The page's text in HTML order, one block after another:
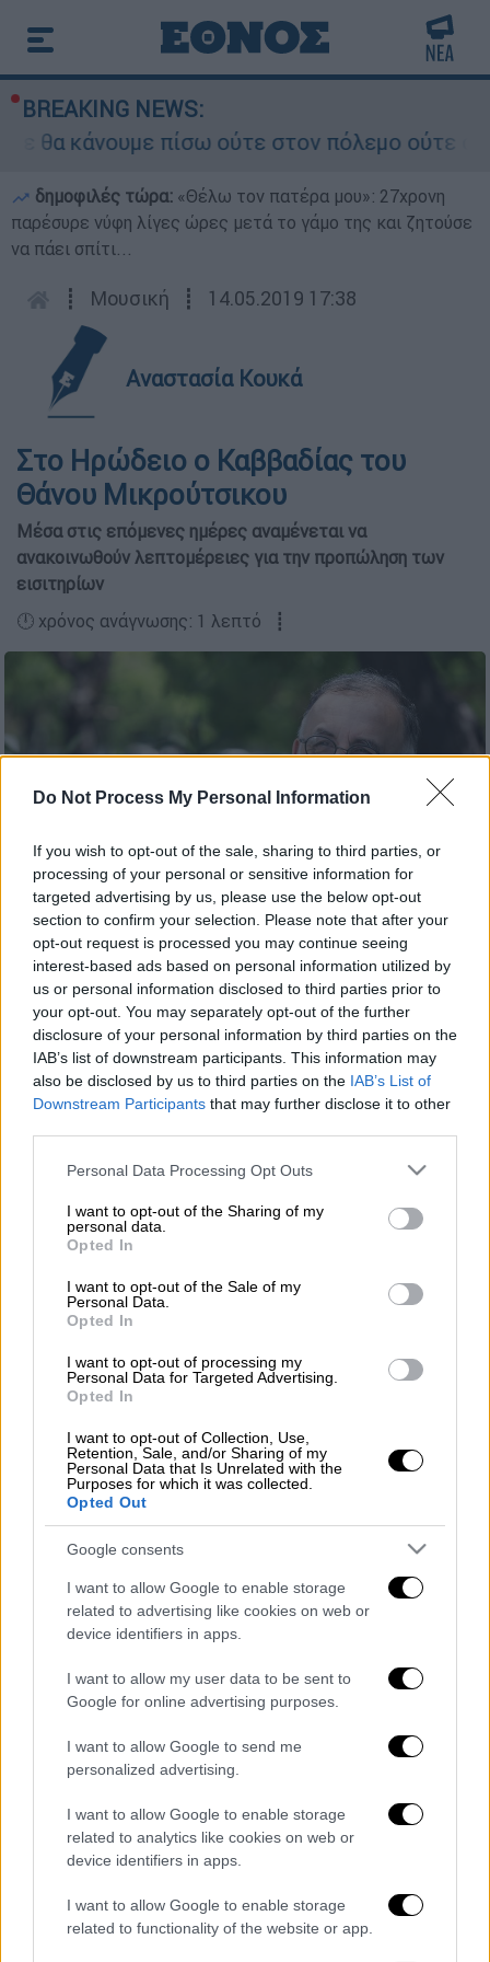
Do Not Process My Personal Information
If you wish to opt-out of the sale, sharing to third parties, or
processing of your personal or sensitive information for
targeted advertising by us, please use the below opt-out
section to confirm your selection. Please note that after your
opt-out request is processed you may continue seeing
interest-based ads based on personal information utilized by
us or personal information disclosed to third parties prior to
your opt-out. You may separately opt-out of the further
disclosure of your personal information by third parties on the
IAB’s list of downstream participants. This information may
also be disclosed by us to third parties on the IAB’s List of
Downstream Participants that may further disclose it to other
Please note that this website/app uses one or more Google
not limited to your visit or usage behaviour. You may click to
grant or deny consent to Google and its third-party tags to
use your data for below specified purposes in below Google
consent section.
Personal Data Processing Opt Outs
I want to opt-out of the Sharing of my
personal data.
Opted In
I want to opt-out of the Sale of my
Personal Data.
Opted In
I want to opt-out of processing my
Personal Data for Targeted Advertising.
Opted In
I want to opt-out of Collection, Use,
Retention, Sale, and/or Sharing of my
Personal Data that Is Unrelated with the
Purposes for which it was collected.
Opted Out
Google consents
I want to allow Google to enable storage
related to advertising like cookies on web or
device identifiers in apps.
I want to allow my user data to be sent to
Google for online advertising purposes.
I want to allow Google to send me
personalized advertising.
I want to allow Google to enable storage
related to analytics like cookies on web or
device identifiers in apps.
I want to allow Google to enable storage
related to functionality of the website or app.
BREAKING NEWS:
θα κάνουμε πίσω ούτε στον πόλεμο ούτε στις
δημοφιλές τώρα: «Θέλω τον πατέρα μου»: 27χρονη
παρέσυρε νύφη λίγες ώρες μετά το γάμο της και ζητούσε
να πάει σπίτι...
┋ Μουσική ┋ 14.05.2019 17:38
Αναστασία Κουκά
Στο Ηρώδειο ο Καββαδίας του
Θάνου Μικρούτσικου
Μέσα στις επόμενες ημέρες αναμένεται να
ανακοινωθούν λεπτομέρειες για την προπώληση των
εισιτηρίων
🕛 χρόνος ανάγνωσης: 1 λεπτό ┋
Θάνος Μικρούτσικος (Φωτογραφία: Γιάννης Μαρκετουτσάκης)
Προσθέστε το ΕΘΝΟΣ στη Google
Οι δύο συναυλίες αποδείχτηκαν πολύ λίγες
για τονΘάνο Μικρούτσικοκαι την μουσική
προσέγγισή του στην ποίηση τουΝίκου
Καββαδία.
Γι’ αυτό και ο συνθέτης αποφάσισε να δώσει
την ευκαιρία να απολαύσουν αυτό το
κατάφεραν να εξασφαλίσουν ένα εισιτήρια
για τις μουσικές βραδιές του
Μουσικής Αθηνών
που ήταν εδώ και αρκετές
ημέρες sold out.
Έτσι, ο Καββαδίας του Θάνου Μικρούτσικου,
η μουσική παράσταση για τρεις φωνές, τρία
πιάνα και πνευστά, με την συμμετοχή των
ερμηνευτών Χρήστου Θηβαίου,Κώστα
Θωμαίδη και Ρίτας Αντωνοπούλου, θα
Ηρώδειο με τους ίδιους συντελεστές και το
ίδιο πρόγραμμα.
Μέσα στις επόμενες ημέρες αναμένεται να
ανακοινωθούν λεπτομέρειες για την
Διαβάστε ακόμη
Συνελήφθησαν δύο μέλη μαφίας στο
Παλαιό Φάληρο - Οι εκβιασμοί, οι
ξυλοδαρμοί και τα προσωνύμια «πίτμπουλ»
και «μπουλντόγκ»
Βίντεο-σοκ από το μακελειό σε σχολείο
στην Ταϊλάνδη: Η στιγμή που ο 14χρονος